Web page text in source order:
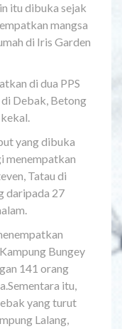
itu dibuka sejak
mangsa
di Iris Garden
di dua PPS
di Debak, Betong
yang dibuka
menempatkan
Tatau di
daripada 27
Bungey
141 orang
itu,
yang turut
Lalang,